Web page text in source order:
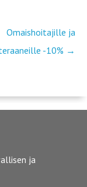
Omaishoitajille ja
-10% →
ja